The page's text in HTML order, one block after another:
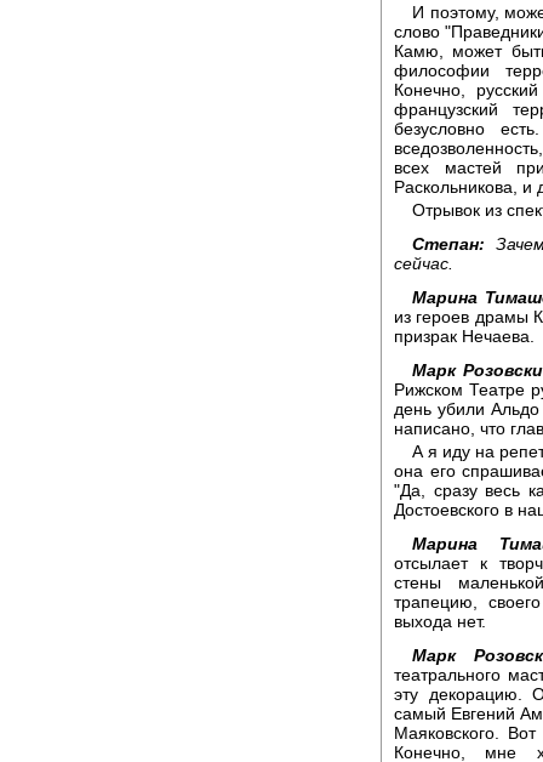
И поэтому,
слово
Камю, может
философии
Конечно,
французский
безусловно
всех мастей
Раскольникова, и
Отрывок из
Степан:
сейчас.
Марина
из героев драмы
призрак Нечаева.
Марк
Рижском Театре
день убили
написано, что
А я иду на
она его
"Да, сразу весь
Достоевского в
Марина
отсылает к
стены
трапецию,
выхода нет.
Марк
театрального
эту декорацию.
самый Евгений
Маяковского.
Конечно, мне